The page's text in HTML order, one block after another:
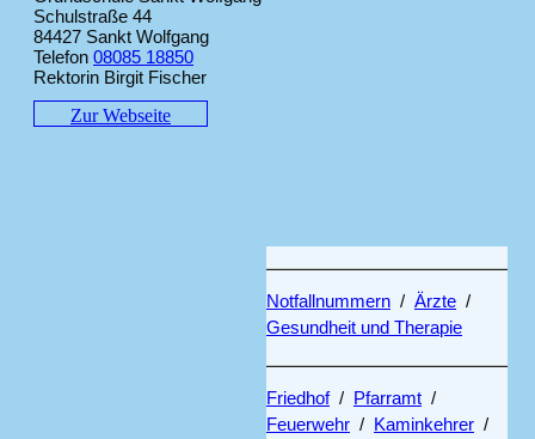
Notfallnummern / Ärzte /
Gesundheit und Therapie
Friedhof/ Pfarramt /
Feuerwehr / Kaminkehrer /
Schulstraße 44
84427 Sankt Wolfgang
Telefon 08085 18850
Rektorin Birgit Fischer
Zur Webseite